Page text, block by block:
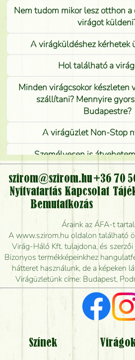
Nem tudom mikor lesz otthon
virágot
A virágküldéshez kérhetek
Hol található a
Minden virágcsokor készleten
szállítani? Mennyire
Budapestre?
A virágüzlet Non-Stop
Személyesen is
virágcsokrot, vagy csak
kérhető?
Vidékre is lehet
Meddig rendelhetek
kiszállítsák?
Mennyire gyorsan tudják
mikor tudják leghamarabb
Vörös rózsát keresek,
Milyen visszajelzést kapok a
Tényleg azt kapom, ami
Mit kell tudni a virágcsokrok
szirom@szirom.hu +36 70
Nyitvatartás Kapcsolat
Bemutatkozás
Áraink az ÁFA-t
A www.szirom.hu oldalon található
Virág-Háló Kft. tulajdona, és
Bizonyos termékképeinkhez
hátteret használunk, de a képeken
Virágüzletünk címe: Budapest,
Színek